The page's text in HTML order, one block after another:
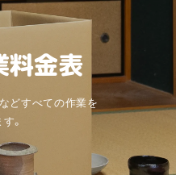
料金表
どすべての作業を
。